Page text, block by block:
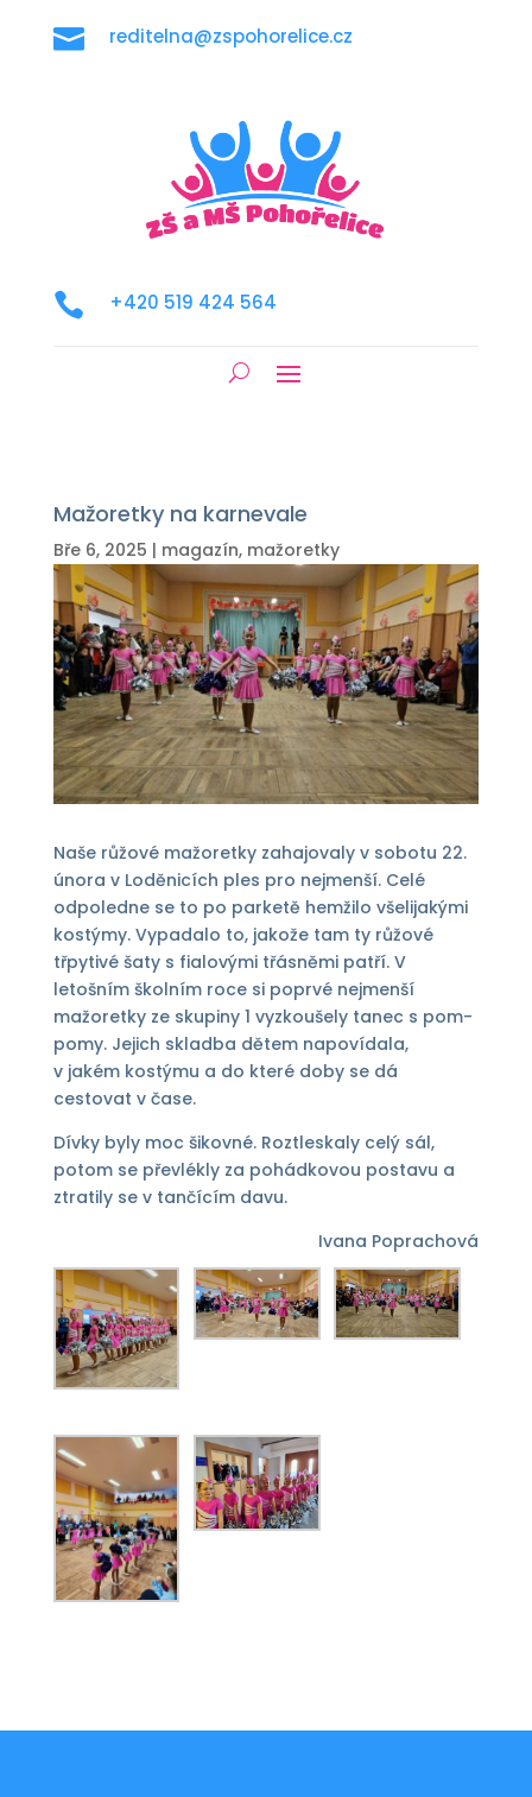
 reditelna@zspohorelice.cz
 +420 519 424 564
Mažoretky na karnevale
Bře 6, 2025 | magazín, mažoretky
Naše růžové mažoretky zahajovaly v sobotu 22.
února v Loděnicích ples pro nejmenší. Celé
odpoledne se to po parketě hemžilo všelijakými
kostýmy. Vypadalo to, jakože tam ty růžové
třpytivé šaty s fialovými třásněmi patří. V
letošním školním roce si poprvé nejmenší
mažoretky ze skupiny 1 vyzkoušely tanec s pom-
pomy. Jejich skladba dětem napovídala,
v jakém kostýmu a do které doby se dá
cestovat v čase.
Dívky byly moc šikovné. Roztleskaly celý sál,
potom se převlékly za pohádkovou postavu a
ztratily se v tančícím davu.
Ivana Poprachová